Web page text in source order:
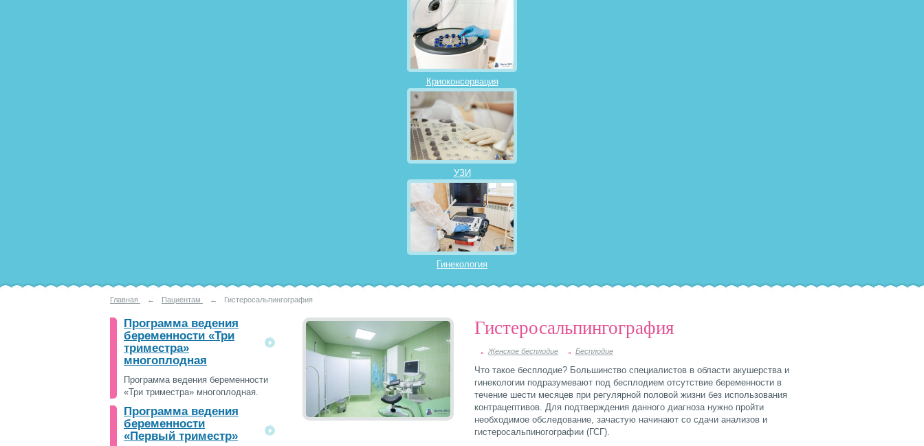
Криоконсервация
УЗИ
Гинекология
Главная ← Пациентам ← Гистеросальпингография
Программа ведения
беременности «Три
триместра»
многоплодная
Программа ведения беременности
«Три триместра» многоплодная.
Программа ведения
беременности
«Первый триместр»
Гистеросальпингография
Женское бесплодие Бесплодие
Что такое бесплодие? Большинство специалистов в области акушерства и
гинекологии подразумевают под бесплодием отсутствие беременности в
течение шести месяцев при регулярной половой жизни без использования
контрацептивов. Для подтверждения данного диагноза нужно пройти
необходимое обследование, зачастую начинают со сдачи анализов и
гистеросальпиногографии (ГСГ).